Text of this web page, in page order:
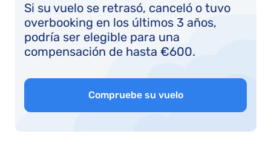
Si su vuelo se retrasó, canceló o tuvo
overbooking en los últimos 3 años,
podría ser elegible para una
compensación de hasta €600.
Compruebe su vuelo